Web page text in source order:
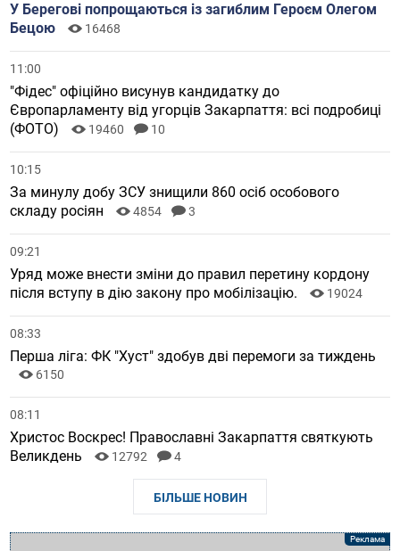
У Берегові попрощаються із загиблим Героєм Олегом
Бецою
16468
11:00
"Фідес" офіційно висунув кандидатку до
Європарламенту від угорців Закарпаття: всі подробиці
(ФОТО)
19460 10
10:15
За минулу добу ЗСУ знищили 860 осіб особового
складу росіян
4854 3
09:21
Уряд може внести зміни до правил перетину кордону
після вступу в дію закону про мобілізацію.
19024
08:33
Перша ліга: ФК "Хуст" здобув дві перемоги за тиждень
6150
08:11
Христос Воскрес! Православні Закарпаття святкують
Великдень
12792 4
БІЛЬШЕ НОВИН